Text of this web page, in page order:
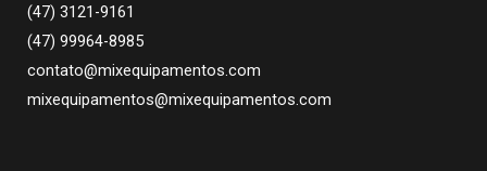
(47) 3121-9161
(47) 99964-8985
contato@mixequipamentos.com
mixequipamentos@mixequipamentos.com